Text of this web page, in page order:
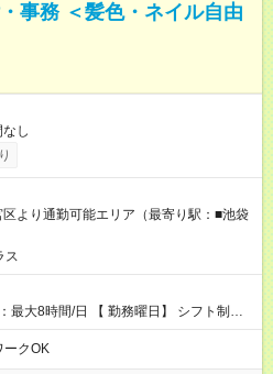
事務 ＜髪色・ネイル自由
なし
より通勤可能エリア（最寄り駅：■池袋
ス
最大8時間/日 【 勤務曜日】 シフト制
とんどありません（残業代支給）
ークOK